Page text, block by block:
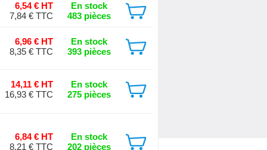
6,54 € HT
7,84 € TTC
En stock
483 pièces
6,96 € HT
8,35 € TTC
En stock
393 pièces
14,11 € HT
16,93 € TTC
En stock
275 pièces
6,84 € HT
8,21 € TTC
En stock
202 pièces